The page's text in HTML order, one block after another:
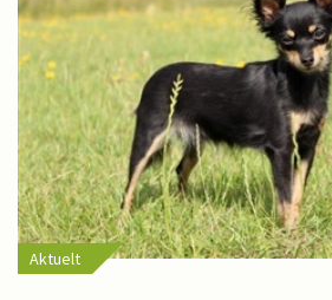
Aktuelt